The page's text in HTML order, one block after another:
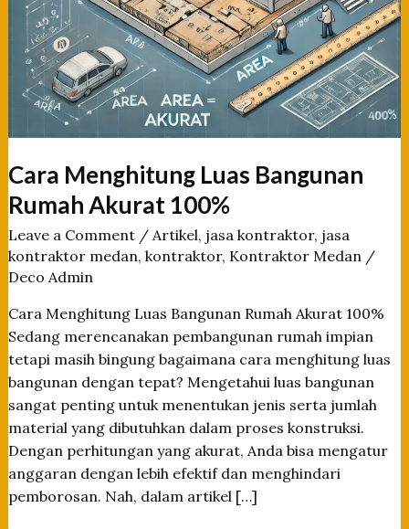
Cara Menghitung Luas Bangunan
Rumah Akurat 100%
Leave a Comment / Artikel, jasa kontraktor, jasa
kontraktor medan, kontraktor, Kontraktor Medan /
Deco Admin
Cara Menghitung Luas Bangunan Rumah Akurat 100%
Sedang merencanakan pembangunan rumah impian
tetapi masih bingung bagaimana cara menghitung luas
bangunan dengan tepat? Mengetahui luas bangunan
sangat penting untuk menentukan jenis serta jumlah
material yang dibutuhkan dalam proses konstruksi.
Dengan perhitungan yang akurat, Anda bisa mengatur
anggaran dengan lebih efektif dan menghindari
pemborosan. Nah, dalam artikel […]